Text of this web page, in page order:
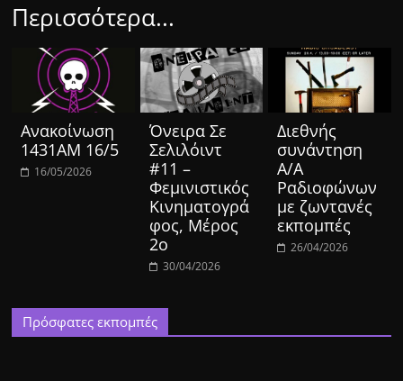
Περισσότερα...
Ανακοίνωση
1431ΑΜ 16/5
16/05/2026
Όνειρα Σε
Σελιλόιντ
#11 –
Φεμινιστικός
Κινηματογρά
φος, Μέρος
2ο
30/04/2026
Διεθνής
συνάντηση
Α/Α
Ραδιοφώνων
με ζωντανές
εκπομπές
26/04/2026
Πρόσφατες εκπομπές